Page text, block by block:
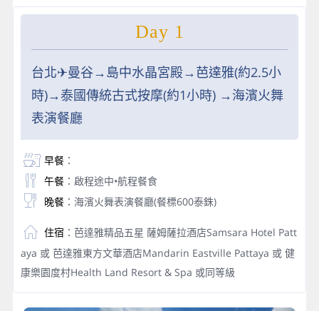
Day 1
台北✈曼谷→島中水晶宮殿→芭達雅(約2.5小
時)→泰國傳統古式按摩(約1小時) →海濱火舞
表演餐廳
早餐：
午餐：啟程途中•航程餐食
晚餐：海濱火舞表演餐廳(餐標600泰銖)
住宿 ：芭達雅精品五星 薩姆薩拉酒店Samsara Hotel Patt
aya 或 芭達雅東方文華酒店Mandarin Eastville Pattaya 或 健
康樂園度村Health Land Resort & Spa 或同等級